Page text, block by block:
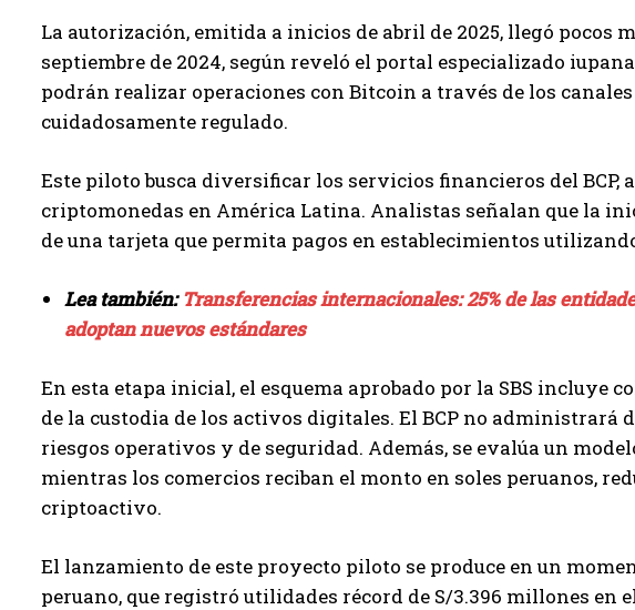
La autorización, emitida a inicios de abril de 2025, llegó pocos
septiembre de 2024, según reveló el portal especializado
podrán realizar operaciones con Bitcoin a través de los
cuidadosamente regulado.
Este piloto busca diversificar los servicios financieros del BCP,
criptomonedas en América Latina. Analistas señalan que la
de una tarjeta que permita pagos en establecimientos
Lea también:Transferencias internacionales: 25% de las
adoptan nuevos estándares
En esta etapa inicial, el esquema aprobado por la SBS incluye
de la custodia de los activos digitales. El BCP no
riesgos operativos y de seguridad. Además, se evalúa un
mientras los comercios reciban el monto en soles peruanos,
criptoactivo.
El lanzamiento de este proyecto piloto se produce en un
peruano, que registró utilidades récord de S/3.396 millones en